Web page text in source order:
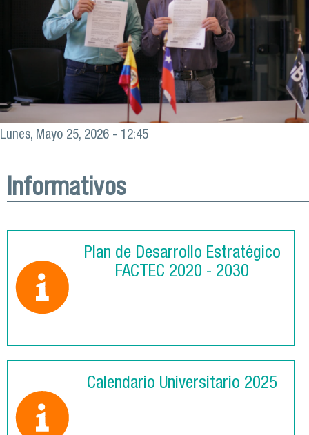
Lunes, Mayo 25, 2026 - 12:45
Informativos
Plan de Desarrollo Estratégico
FACTEC 2020 - 2030
Calendario Universitario 2025